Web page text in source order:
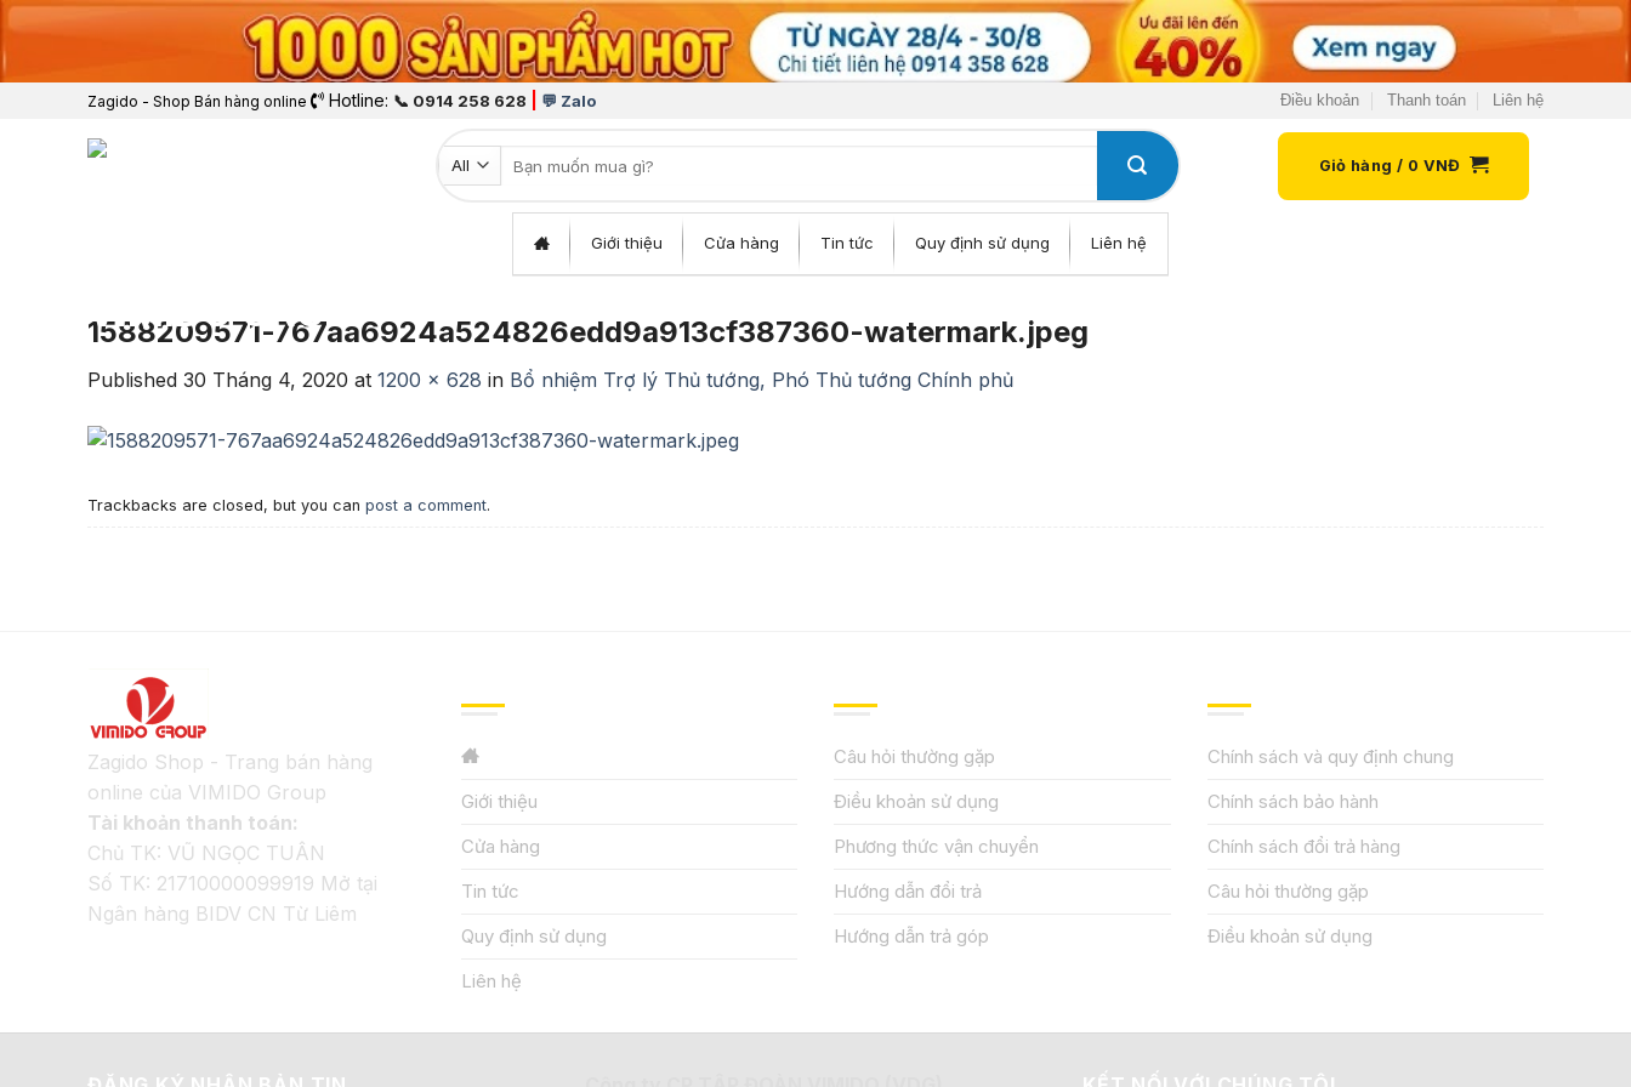
Zagido - Shop Bán hàng online Hotline: 📞 0914 258 628 💬 Zalo Điều khoản Thanh toán Liên hệ
Tìm kiếm:
Giỏ hàng / 0 VNĐ
Giới thiệu Cửa hàng Tin tức Quy định sử dụng Liên hệ
1588209571-767aa6924a524826edd9a913cf387360-watermark.jpeg
Published 30 Tháng 4, 2020 at 1200 × 628 in Bổ nhiệm Trợ lý Thủ tướng, Phó Thủ tướng Chính phủ
Trackbacks are closed, but you can post a comment.
Zagido Shop - Trang bán hàng
online của VIMIDO Group
Tài khoản thanh toán:
Chủ TK: VŨ NGỌC TUÂN
Số TK: 21710000099919 Mở tại
Ngân hàng BIDV CN Từ Liêm
Giới thiệu
Cửa hàng
Tin tức
Quy định sử dụng
Liên hệ
Câu hỏi thường gặp
Điều khoản sử dụng
Phương thức vận chuyển
Hướng dẫn đổi trả
Hướng dẫn trả góp
Chính sách và quy định chung
Chính sách bảo hành
Chính sách đổi trả hàng
Câu hỏi thường gặp
Điều khoản sử dụng